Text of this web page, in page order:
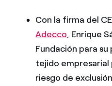
Con la firma del
Adecco, Enrique
Fundación para
tejido empresarial
riesgo de